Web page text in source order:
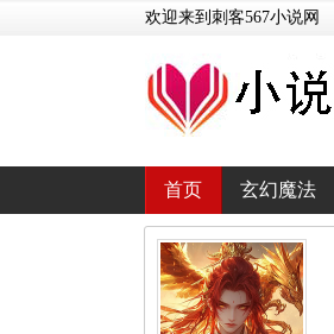
欢迎来到刺客567小说网
首页 玄幻魔法